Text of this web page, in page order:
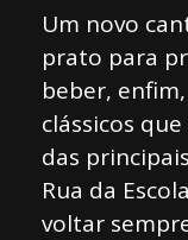
Um novo
prato para
beber,
clássicos
das
Rua da
voltar